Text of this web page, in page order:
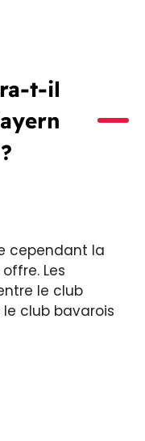
t-il
cependant la
Les
le club
club bavarois